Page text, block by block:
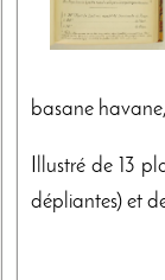
basane
Illustré de 13
dépliantes) et